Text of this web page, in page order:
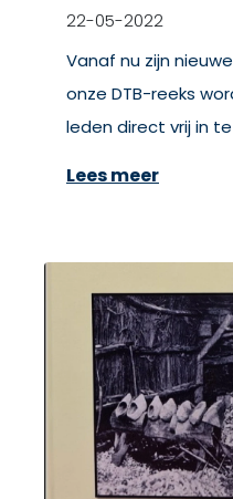
22-05-2022
Vanaf nu zijn
onze DTB-reeks
leden direct vrij in
Lees meer